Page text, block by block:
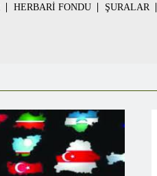
HERBARİ FONDU ŞURALAR